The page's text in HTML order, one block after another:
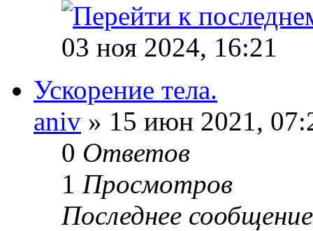
03 ноя 2024, 16:21
Ускорение тела.
aniv » 15 июн 2021,
0 Ответов
1 Просмотров
Последнее